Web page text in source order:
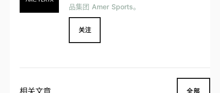
品集团 Amer Sports。
关注
相关文章 全部